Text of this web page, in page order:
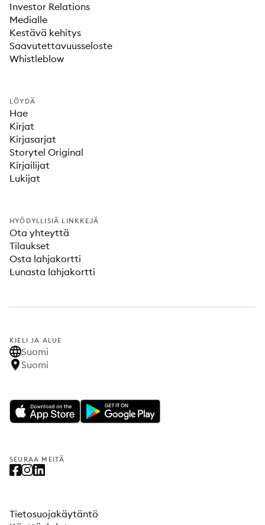
Investor Relations
Medialle
Kestävä kehitys
Saavutettavuusseloste
Whistleblow
LÖYDÄ
Hae
Kirjat
Kirjasarjat
Storytel Original
Kirjailijat
Lukijat
HYÖDYLLISIÄ LINKKEJÄ
Ota yhteyttä
Tilaukset
Osta lahjakortti
Lunasta lahjakortti
KIELI JA ALUE
Suomi
Suomi
SEURAA MEITÄ
Tietosuojakäytäntö